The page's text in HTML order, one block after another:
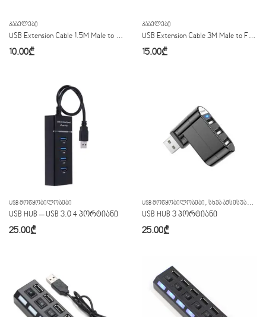
ᲙᲐᲑᲔᲚᲔᲑᲘ
USB Extension Cable 1.5M Male to Female
10.00₾
ᲙᲐᲑᲔᲚᲔᲑᲘ
USB Extension Cable 3M Male to Female
15.00₾
USB ᲛᲝᲬᲧᲝᲑᲘᲚᲝᲑᲔᲑᲘ
USB HUB – USB 3.0 4 პორტიანი
25.00₾
USB ᲛᲝᲬᲧᲝᲑᲘᲚᲝᲑᲔᲑᲘ, ᲡᲮᲕᲐ ᲐᲥᲡᲔᲡᲣᲐᲠᲔᲑᲘ
USB HUB 3 პორტიანი
25.00₾